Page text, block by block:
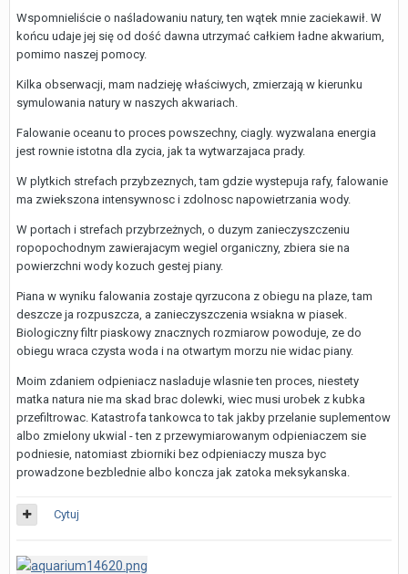
Wspomnieliście o naśladowaniu natury, ten wątek mnie zaciekawił. W
końcu udaje jej się od dość dawna utrzymać całkiem ładne akwarium,
pomimo naszej pomocy.
Kilka obserwacji, mam nadzieję właściwych, zmierzają w kierunku
symulowania natury w naszych akwariach.
Falowanie oceanu to proces powszechny, ciagly. wyzwalana energia
jest rownie istotna dla zycia, jak ta wytwarzajaca prady.
W plytkich strefach przybzeznych, tam gdzie wystepuja rafy, falowanie
ma zwiekszona intensywnosc i zdolnosc napowietrzania wody.
W portach i strefach przybrzeżnych, o duzym zanieczyszczeniu
ropopochodnym zawierajacym wegiel organiczny, zbiera sie na
powierzchni wody kozuch gestej piany.
Piana w wyniku falowania zostaje qyrzucona z obiegu na plaze, tam
deszcze ja rozpuszcza, a zanieczyszczenia wsiakna w piasek.
Biologiczny filtr piaskowy znacznych rozmiarow powoduje, ze do
obiegu wraca czysta woda i na otwartym morzu nie widac piany.
Moim zdaniem odpieniacz nasladuje wlasnie ten proces, niestety
matka natura nie ma skad brac dolewki, wiec musi urobek z kubka
przefiltrowac. Katastrofa tankowca to tak jakby przelanie suplementow
albo zmielony ukwial - ten z przewymiarowanym odpieniaczem sie
podniesie, natomiast zbiorniki bez odpieniaczy musza byc
prowadzone bezblednie albo koncza jak zatoka meksykanska.
Cytuj